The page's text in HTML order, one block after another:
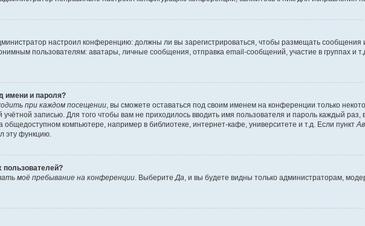
настроил конференцию: должны ли вы зарегистрироваться, чтобы размещать
пользователям: аватары, личные сообщения, отправка email-сообщений, участие в группах и
имени и пароля?
при каждом посещении, вы сможете оставаться под своим именем на конференции только
учётной записью. Для того чтобы вам не приходилось вводить имя пользователя и пароль каждый
компьютере, например в библиотеке, интернет-кафе, университете и т.д. Если пункт
эту функцию.
пользователей?
моё пребывание на конференции. ВыберитеДа, и вы будете видны только администраторам,